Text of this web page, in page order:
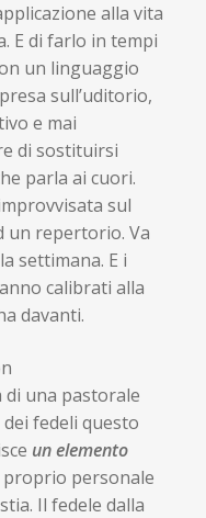
alla vita
E di farlo in tempi
un linguaggio
sull’uditorio,
e mai
di sostituirsi
parla ai cuori.
sul
un repertorio. Va
settimana. E i
calibrati alla
davanti.
di una pastorale
fedeli questo
un elemento
proprio personale
Il fedele dalla